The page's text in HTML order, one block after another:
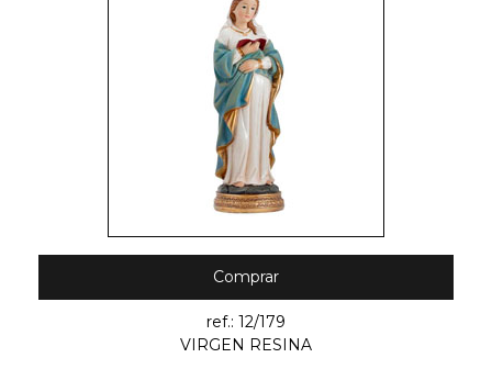
Comprar
ref.: 12/179
VIRGEN RESINA